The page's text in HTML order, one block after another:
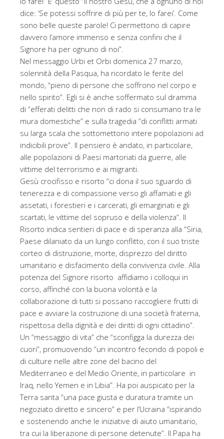
dice: ‘Se potessi soffrire di più per te, lo farei’. Come
sono belle queste parole! Ci permettono di capire
davvero l’amore immenso e senza confini che il
Signore ha per ognuno di noi”.
Nel messaggio Urbi et Orbi domenica 27 marzo,
solennità della Pasqua, ha ricordato le ferite del
mondo, “pieno di persone che soffrono nel corpo e
nello spirito”. Egli si è anche soffermato sul dramma
di “efferati delitti che non di rado si consumano tra le
mura domestiche” e sulla tragedia “di conflitti armati
su larga scala che sottomettono intere popolazioni ad
indicibili prove”. Il pensiero è andato, in particolare,
alle popolazioni di Paesi martoriati da guerre, alle
vittime del terrorismo e ai migranti.
Gesù crocifisso e risorto “ci dona il suo sguardo di
tenerezza e di compassione verso gli affamati e gli
assetati, i forestieri e i carcerati, gli emarginati e gli
scartati, le vittime del sopruso e della violenza”. Il
Risorto indica sentieri di pace e di speranza alla “Siria,
Paese dilaniato da un lungo conflitto, con il suo triste
corteo di distruzione, morte, disprezzo del diritto
umanitario e disfacimento della convivenza civile. Alla
potenza del Signore risorto affidiamo i colloqui in
corso, affinché con la buona volontà e la
collaborazione di tutti si possano raccogliere frutti di
pace e avviare la costruzione di una società fraterna,
rispettosa della dignità e dei diritti di ogni cittadino”.
Un “messaggio di vita” che “sconfigga la durezza dei
cuori”, promuovendo “un incontro fecondo di popoli e
di culture nelle altre zone del bacino del
Mediterraneo e del Medio Oriente, in particolare in
Iraq, nello Yemen e in Libia”. Ha poi auspicato per la
Terra santa “una pace giusta e duratura tramite un
negoziato diretto e sincero” e per l’Ucraina “ispirando
e sostenendo anche le iniziative di aiuto umanitario,
tra cui la liberazione di persone detenute”. Il Papa ha